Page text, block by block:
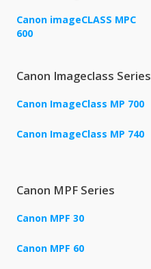
Canon imageCLASS MPC
600
Canon Imageclass Series
Canon ImageClass MP 700
Canon ImageClass MP 740
Canon MPF Series
Canon MPF 30
Canon MPF 60